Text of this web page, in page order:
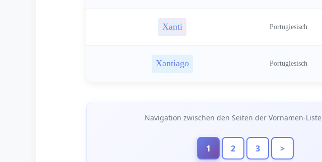
Xanti Portugiesisch
Xantiago Portugiesisch
Seitennavigation
Navigation zwischen den Seiten der Vornamen-Liste
1 2 3 >